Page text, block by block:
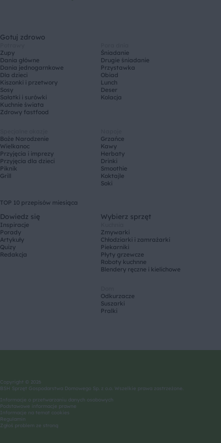
Gotuj zdrowo
Zupy
Dania główne
Dania jednogarnkowe
Dla dzieci
Kiszonki i przetwory
Sosy
Sałatki i surówki
Kuchnie świata
Zdrowy fastfood
Śniadanie
Drugie śniadanie
Przystawka
Obiad
Lunch
Deser
Kolacja
Boże Narodzenie
Wielkanoc
Przyjęcia i imprezy
Przyjęcia dla dzieci
Piknik
Grill
Grzańce
Kawy
Herbaty
Drinki
Smoothie
Koktajle
Soki
TOP 10 przepisów miesiąca
Dowiedz się
Inspiracje
Porady
Artykuły
Quizy
Redakcja
Wybierz sprzęt
Zmywarki
Chłodziarki i zamrażarki
Piekarniki
Płyty grzewcze
Roboty kuchnne
Blendery ręczne i kielichowe
Odkurzacze
Suszarki
Pralki
Copyright © 2026
BSH Sprzęt Gospodarstwa Domowego Sp. z o.o. Wszelkie prawa zastrzeżone.
Informacje o przetwarzaniu danych osobowych
Podstawowe informacje prawne
Informacje na temat cookies
Regulamin
Zgłoś problem ze stroną